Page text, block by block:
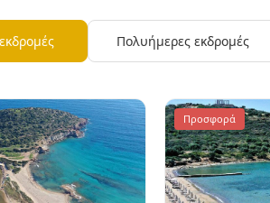
Πολυήμερες εκδρομές
Προσφορά